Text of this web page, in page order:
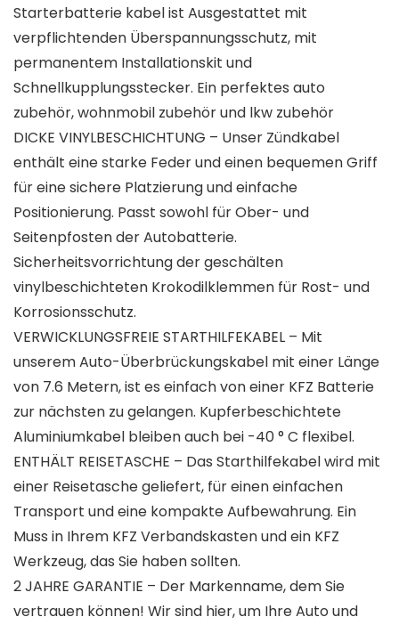
Starterbatterie kabel ist Ausgestattet mit
verpflichtenden Überspannungsschutz, mit
permanentem Installationskit und
Schnellkupplungsstecker. Ein perfektes auto
zubehör, wohnmobil zubehör und lkw zubehör
DICKE VINYLBESCHICHTUNG – Unser Zündkabel
enthält eine starke Feder und einen bequemen Griff
für eine sichere Platzierung und einfache
Positionierung. Passt sowohl für Ober- und
Seitenpfosten der Autobatterie.
Sicherheitsvorrichtung der geschälten
vinylbeschichteten Krokodilklemmen für Rost- und
Korrosionsschutz.
VERWICKLUNGSFREIE STARTHILFEKABEL – Mit
unserem Auto-Überbrückungskabel mit einer Länge
von 7.6 Metern, ist es einfach von einer KFZ Batterie
zur nächsten zu gelangen. Kupferbeschichtete
Aluminiumkabel bleiben auch bei -40 ° C flexibel.
ENTHÄLT REISETASCHE – Das Starthilfekabel wird mit
einer Reisetasche geliefert, für einen einfachen
Transport und eine kompakte Aufbewahrung. Ein
Muss in Ihrem KFZ Verbandskasten und ein KFZ
Werkzeug, das Sie haben sollten.
2 JAHRE GARANTIE – Der Markenname, dem Sie
vertrauen können! Wir sind hier, um Ihre Auto und